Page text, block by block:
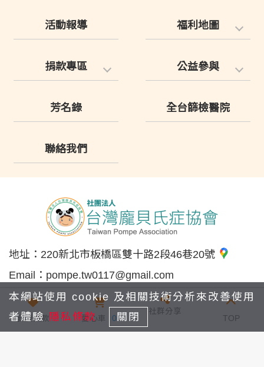
活動報導 福利地圖
捐款專區 公益參與
芳名錄 全台篩檢醫院
聯絡我們
地址： 220新北市板橋區雙十路2段46巷20號
Email： pompe.tw0117@gmail.com
電話：0975-669-695
我要捐款 愛心車 0
社群分享
TOP
本網站使用 cookie 及相關技術分析來改善使用
者體驗 隱私條款 關閉